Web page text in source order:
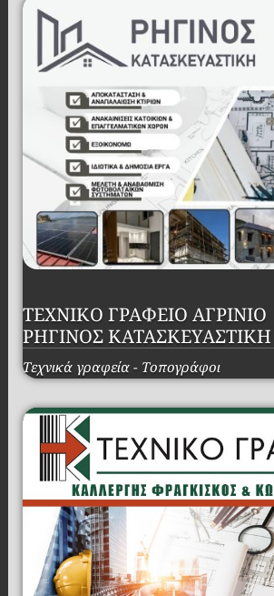
ΤΕΧΝΙΚΟ ΓΡΑΦΕΙΟ ΑΓΡΙΝΙΟ
ΡΗΓΙΝΟΣ ΚΑΤΑΣΚΕΥΑΣΤΙΚΗ
Τεχνικά γραφεία - Τοπογράφοι